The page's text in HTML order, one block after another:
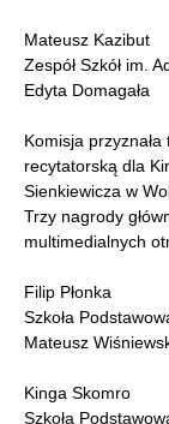
Mateusz Kazibut
Zespół Szkół im.
Edyta Domagała
Komisja
recytatorską dla
Sienkiewicza w
Trzy nagrody
multimedialnych
Filip Płonka
Szkoła
Mateusz
Kinga Skomro
Szkoła